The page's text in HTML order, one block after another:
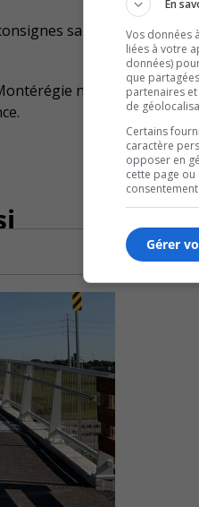
sanitaires
n’aurait pas
En
Vos données
liées à votre
données)
que
partenaires
de
Certains
caractère
opposer en
cette page
Gérer